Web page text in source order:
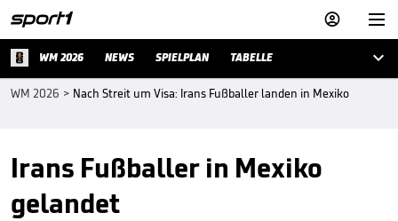


WM 2026 NEWS SPIELPLAN TABELLE 
WM 2026 > Nach Streit um Visa: Irans Fußballer landen in Mexiko
Irans Fußballer in Mexiko
gelandet